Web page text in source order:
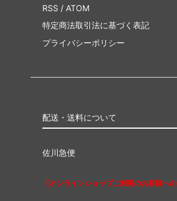
RSS / ATOM
特定商法取引法に基づく表記
プライバシーポリシー
配送・送料について
佐川急便
【オンラインショップご利用のお客様へ